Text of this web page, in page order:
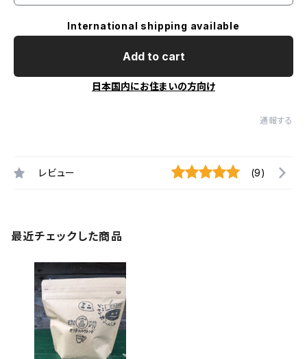
International shipping available
Add to cart
日本国内にお住まいの方向け
通報する
レビュー (9)
最近チェックした商品